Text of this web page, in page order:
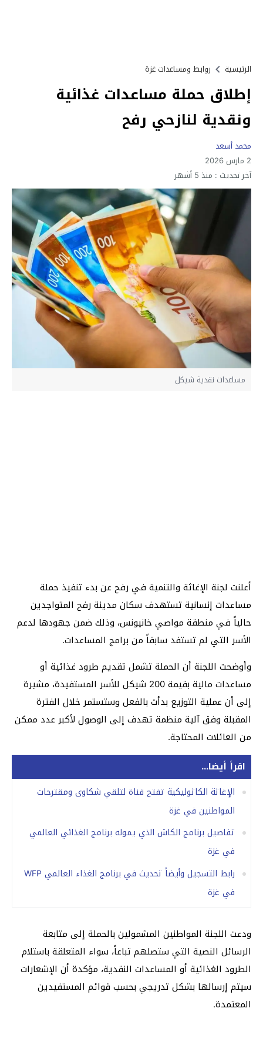
الرئيسية روابط ومساعدات غزة
إطلاق حملة مساعدات غذائية
ونقدية لنازحي رفح
محمد أسعد
2 مارس 2026
آخر تحديث : منذ 5 أشهر
مساعدات نقدية شيكل
أعلنت لجنة الإغاثة والتنمية في رفح عن بدء تنفيذ حملة
مساعدات إنسانية تستهدف سكان مدينة رفح المتواجدين
حالياً في منطقة مواصي خانيونس، وذلك ضمن جهودها لدعم
الأسر التي لم تستفد سابقاً من برامج المساعدات.
وأوضحت اللجنة أن الحملة تشمل تقديم طرود غذائية أو
مساعدات مالية بقيمة 200 شيكل للأسر المستفيدة، مشيرة
إلى أن عملية التوزيع بدأت بالفعل وستستمر خلال الفترة
المقبلة وفق آلية منظمة تهدف إلى الوصول لأكبر عدد ممكن
من العائلات المحتاجة.
اقرأ أيضا...
الإغاثة الكاثوليكية تفتح قناة لتلقي شكاوى ومقترحات
المواطنين في غزة
تفاصيل برنامج الكاش الذي يموله برنامج الغذائي العالمي
في غزة
رابط التسجيل وأيضاً تحديث في برنامج الغذاء العالمي WFP
في غزة
ودعت اللجنة المواطنين المشمولين بالحملة إلى متابعة
الرسائل النصية التي ستصلهم تباعاً، سواء المتعلقة باستلام
الطرود الغذائية أو المساعدات النقدية، مؤكدة أن الإشعارات
سيتم إرسالها بشكل تدريجي بحسب قوائم المستفيدين
المعتمدة.